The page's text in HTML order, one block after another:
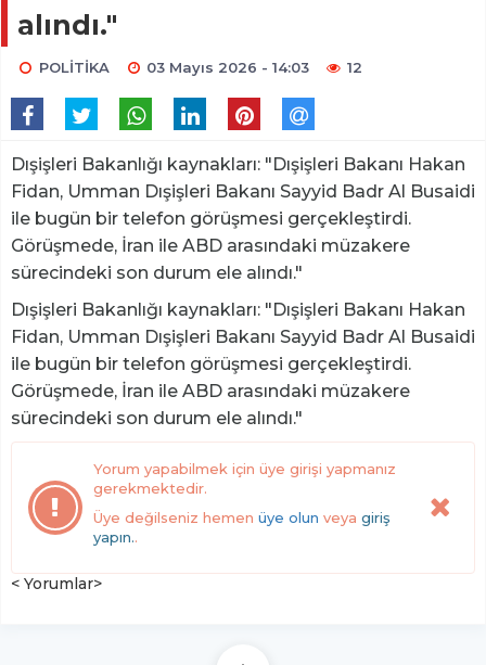
alındı."
POLİTİKA 03 Mayıs 2026 - 14:03 12
Dışişleri Bakanlığı kaynakları: "Dışişleri Bakanı Hakan
Fidan, Umman Dışişleri Bakanı Sayyid Badr Al Busaidi
ile bugün bir telefon görüşmesi gerçekleştirdi.
Görüşmede, İran ile ABD arasındaki müzakere
sürecindeki son durum ele alındı."
Dışişleri Bakanlığı kaynakları: "Dışişleri Bakanı Hakan
Fidan, Umman Dışişleri Bakanı Sayyid Badr Al Busaidi
ile bugün bir telefon görüşmesi gerçekleştirdi.
Görüşmede, İran ile ABD arasındaki müzakere
sürecindeki son durum ele alındı."
Yorum yapabilmek için üye girişi yapmanız
gerekmektedir.
Üye değilseniz hemen üye olun veya giriş
yapın..
< Yorumlar>